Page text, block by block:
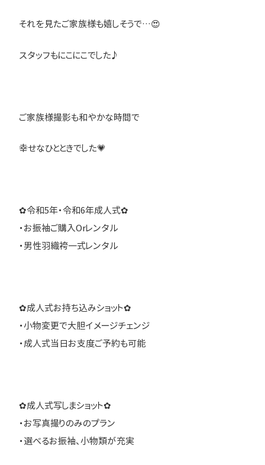
それを見たご家族様も嬉しそうで…😍
スタッフもにこにこでした♪
ご家族様撮影も和やかな時間で
幸せなひとときでした💗
✿令和5年・令和6年成人式✿
・お振袖ご購入Orレンタル
・男性羽織袴一式レンタル
✿成人式お持ち込みショット✿
・小物変更で大胆イメージチェンジ
・成人式当日お支度ご予約も可能
✿成人式写しまショット✿
・お写真撮りのみのプラン
・選べるお振袖、小物類が充実